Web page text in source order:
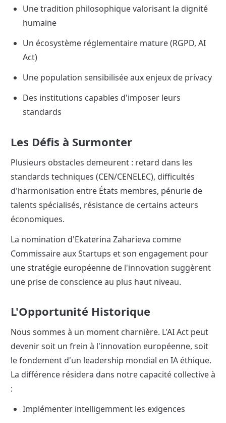
Une tradition philosophique valorisant la dignité
humaine
Un écosystème réglementaire mature (RGPD, AI
Act)
Une population sensibilisée aux enjeux de privacy
Des institutions capables d'imposer leurs
standards
Les Défis à Surmonter
Plusieurs obstacles demeurent : retard dans les
standards techniques (CEN/CENELEC), difficultés
d'harmonisation entre États membres, pénurie de
talents spécialisés, résistance de certains acteurs
économiques.
La nomination d'Ekaterina Zaharieva comme
Commissaire aux Startups et son engagement pour
une stratégie européenne de l'innovation suggèrent
une prise de conscience au plus haut niveau.
L'Opportunité Historique
Nous sommes à un moment charnière. L'AI Act peut
devenir soit un frein à l'innovation européenne, soit
le fondement d'un leadership mondial en IA éthique.
La différence résidera dans notre capacité collective à
:
Implémenter intelligemment les exigences